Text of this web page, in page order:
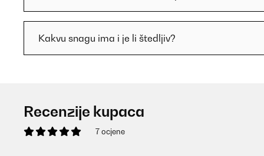
Kakvu snagu ima i je li štedljiv?
Recenzije kupaca
7 ocjene